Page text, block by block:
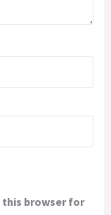
this browser for